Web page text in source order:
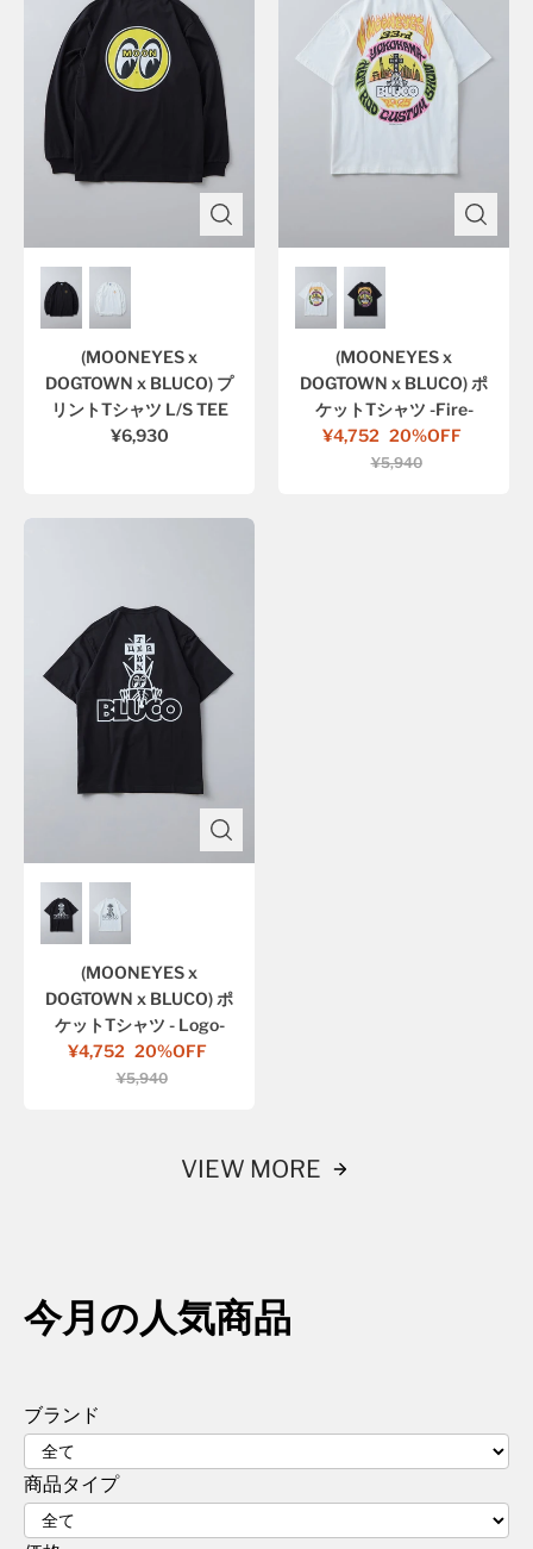
(MOONEYES x
DOGTOWN x BLUCO) プ
リントTシャツ L/S TEE
¥6,930
(MOONEYES x
DOGTOWN x BLUCO) ポ
ケットTシャツ -Fire-
¥4,752 20%OFF
¥5,940
(MOONEYES x
DOGTOWN x BLUCO) ポ
ケットTシャツ - Logo-
¥4,752 20%OFF
¥5,940
VIEW MORE
今月の人気商品
ブランド
商品タイプ